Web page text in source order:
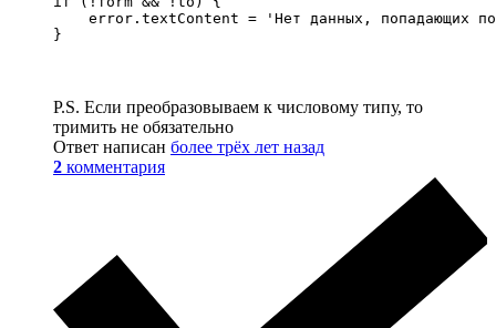
error.textContent = 'Нет данных, попадающих
}
P.S. Если преобразовываем к числовому типу, то
тримить не обязательно
Ответ написан более трёх лет назад
2 комментария